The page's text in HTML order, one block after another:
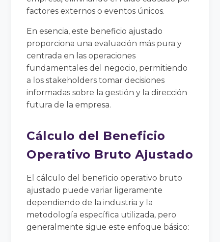
factores externos o eventos únicos.
En esencia, este beneficio ajustado
proporciona una evaluación más pura y
centrada en las operaciones
fundamentales del negocio, permitiendo
a los stakeholders tomar decisiones
informadas sobre la gestión y la dirección
futura de la empresa.
Cálculo del Beneficio
Operativo Bruto Ajustado
El cálculo del beneficio operativo bruto
ajustado puede variar ligeramente
dependiendo de la industria y la
metodología específica utilizada, pero
generalmente sigue este enfoque básico: